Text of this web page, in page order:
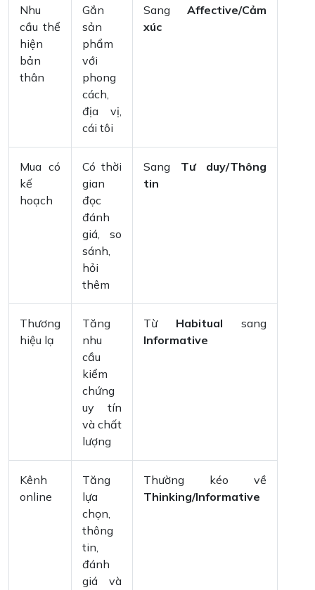
Nhu
cầu thể
hiện
bản
thân
Gắn
sản
phẩm
với
phong
cách,
địa vị,
cái tôi
Sang Affective/Cảm
xúc
Mua có
kế
hoạch
Có thời
gian
đọc
đánh
giá, so
sánh,
hỏi
thêm
Sang Tư duy/Thông
tin
Thương
hiệu lạ
Tăng
nhu
cầu
kiểm
chứng
uy tín
và chất
lượng
Từ Habitual sang
Informative
Kênh
online
Tăng
lựa
chọn,
thông
tin,
đánh
giá và
Thường kéo về
Thinking/Informative